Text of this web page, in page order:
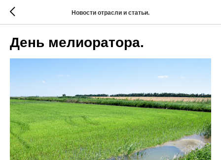
Новости отрасли и статьи.
День мелиоратора.